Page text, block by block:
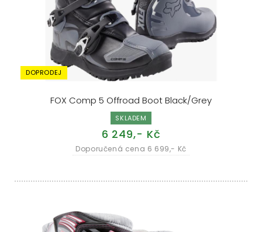
FOX Comp 5 Offroad Boot Black/Grey
SKLADEM
6 249,- Kč
Doporučená cena 6 699,- Kč
DOPRODEJ